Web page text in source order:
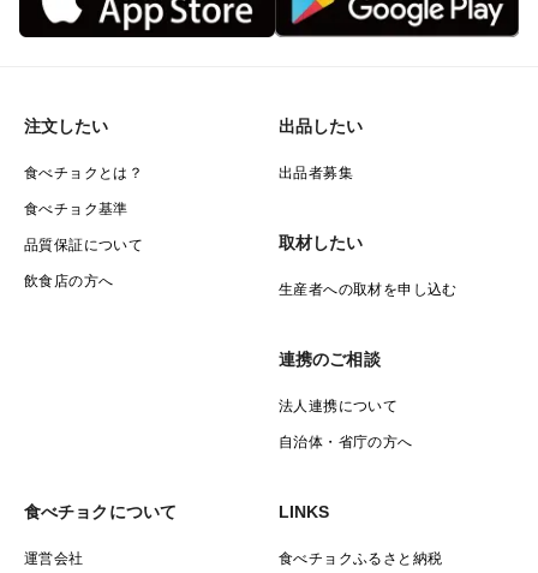
注文したい
食べチョクとは？
食べチョク基準
品質保証について
飲食店の方へ
出品したい
出品者募集
取材したい
生産者への取材を申し込む
連携のご相談
法人連携について
自治体・省庁の方へ
食べチョクについて
運営会社
LINKS
食べチョクふるさと納税